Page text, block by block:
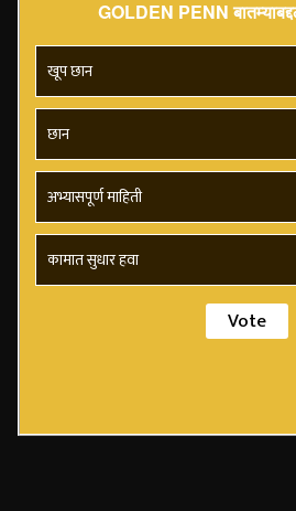
GOLDEN PENN
खूप छान
छान
अभ्यासपूर्ण माहिती
कामात सुधार हवा